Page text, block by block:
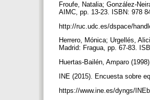
Froufe, Natalia; González-
AIMC, pp. 13-23. ISBN: 978
http://ruc.udc.es/dspace/
Herrero, Mónica; Urgellés,
Madrid: Fragua, pp. 67-83.
Huertas-Bailén, Amparo
INE (2015). Encuesta sobre
https://www.ine.es/dyngs/